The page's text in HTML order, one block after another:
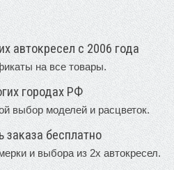
автокресел с 2006 года
на все товары.
городах РФ
выбор моделей и расцветок.
заказа бесплатно
и выбора из 2х автокресел.